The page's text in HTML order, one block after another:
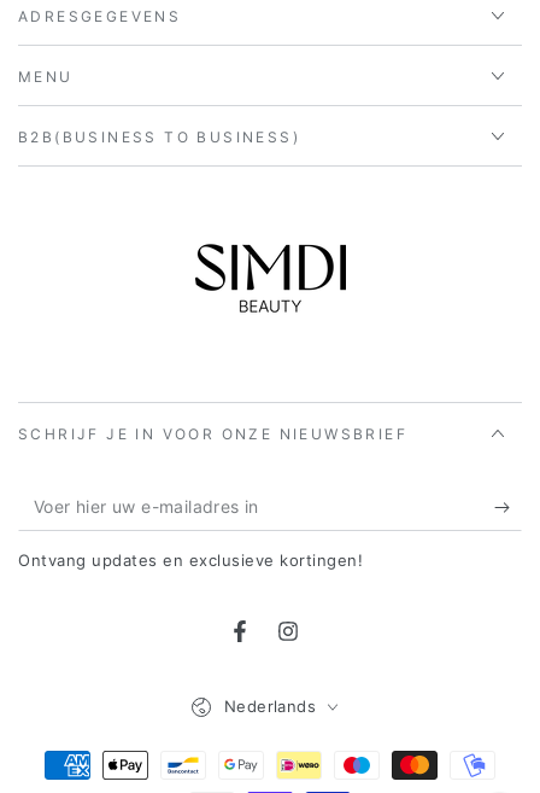
ADRESGEGEVENS
MENU
B2B(BUSINESS TO BUSINESS)
SCHRIJF JE IN VOOR ONZE NIEUWSBRIEF
Voer
hier
Ontvang updates en exclusieve kortingen!
FacebookInstagram
Nederlands
Betaalmethoden